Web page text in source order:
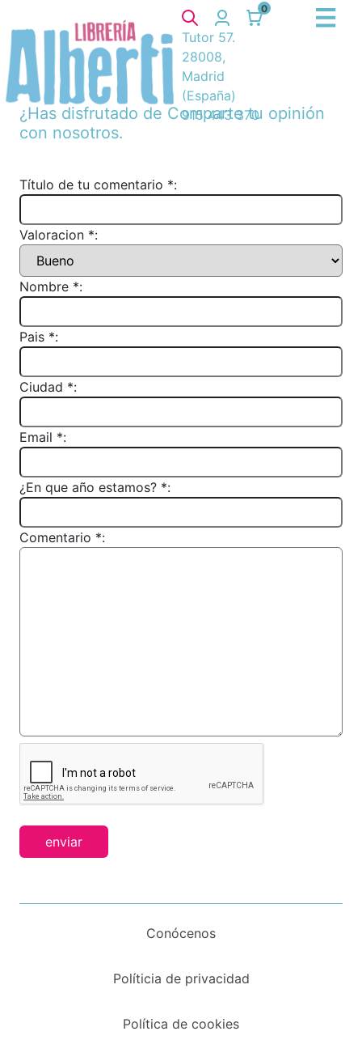
0
Tutor 57.
28008,
Madrid
(España)
915 443 370
¿Has disfrutado de Comparte tu opinión
con nosotros.
Título de tu comentario *:
Valoracion *:
Nombre *:
Pais *:
Ciudad *:
Email *:
¿En que año estamos? *:
Comentario *:
enviar
Conócenos
Políticia de privacidad
Política de cookies